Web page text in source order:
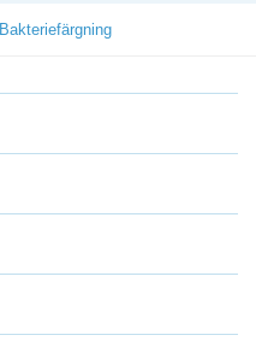
Bakteriefärgning